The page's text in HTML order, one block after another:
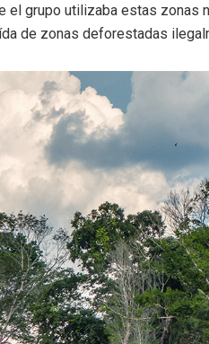
el grupo utilizaba estas zonas
de zonas deforestadas